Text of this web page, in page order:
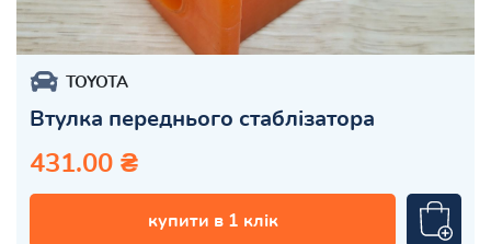
TOYOTA
Втулка переднього стаблізатора
431.00 ₴
купити в 1 клік